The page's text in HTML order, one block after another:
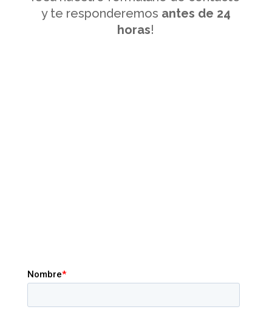
y te responderemos antes de 24
horas!